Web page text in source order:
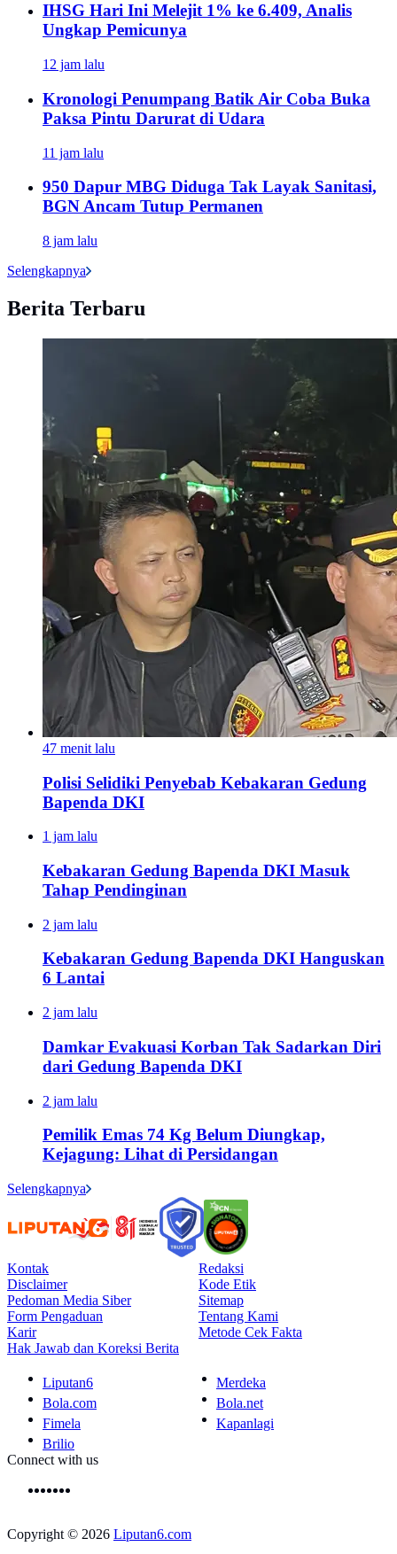
IHSG Hari Ini Melejit 1% ke 6.409, Analis
Ungkap Pemicunya
12 jam lalu
Kronologi Penumpang Batik Air Coba Buka
Paksa Pintu Darurat di Udara
11 jam lalu
950 Dapur MBG Diduga Tak Layak Sanitasi,
BGN Ancam Tutup Permanen
8 jam lalu
Selengkapnya
Berita Terbaru
47 menit lalu
Polisi Selidiki Penyebab Kebakaran Gedung
Bapenda DKI
1 jam lalu
Kebakaran Gedung Bapenda DKI Masuk
Tahap Pendinginan
2 jam lalu
Kebakaran Gedung Bapenda DKI Hanguskan
6 Lantai
2 jam lalu
Damkar Evakuasi Korban Tak Sadarkan Diri
dari Gedung Bapenda DKI
2 jam lalu
Pemilik Emas 74 Kg Belum Diungkap,
Kejagung: Lihat di Persidangan
Selengkapnya
Kontak
Redaksi
Disclaimer
Kode Etik
Pedoman Media Siber
Sitemap
Form Pengaduan
Tentang Kami
Karir
Metode Cek Fakta
Hak Jawab dan Koreksi Berita
Liputan6
Merdeka
Bola.com
Bola.net
Fimela
Kapanlagi
Brilio
Connect with us
Copyright © 2026 Liputan6.com